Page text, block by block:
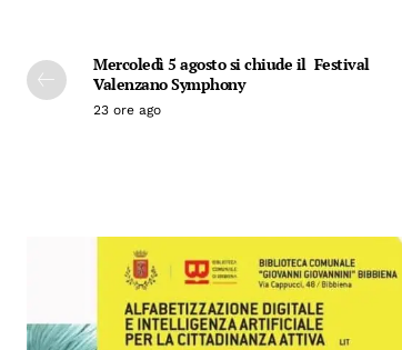
Mercoledì 5 agosto si chiude il Festival
Valenzano Symphony
23 ore ago